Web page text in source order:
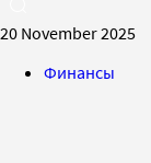
20 November 2025
Финансы